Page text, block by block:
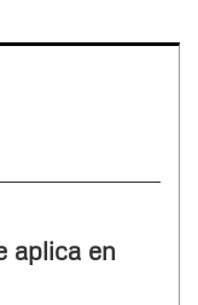
aplica en